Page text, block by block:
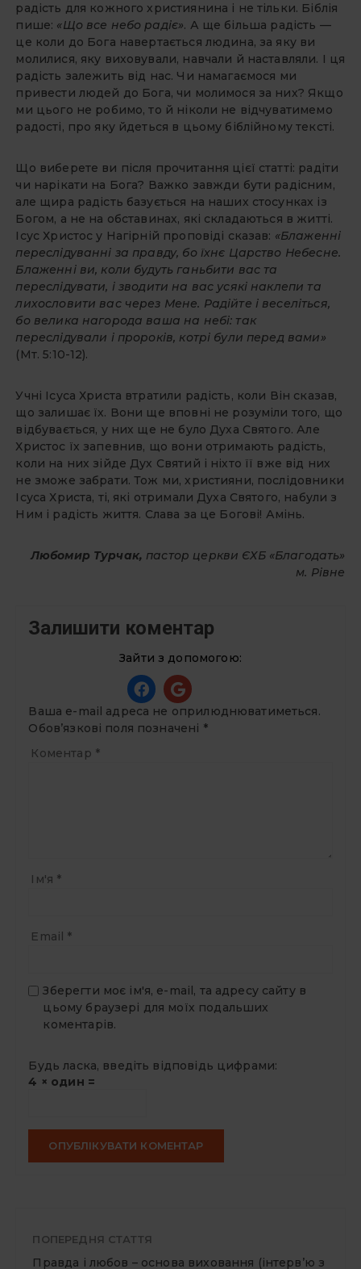
радість для кожного християнина і не тільки. Біблія
пише: «Що все небо радіє». А ще більша радість —
це коли до Бога навертається людина, за яку ви
молилися, яку виховували, навчали й наставляли. І ця
радість залежить від нас. Чи намагаємося ми
привести людей до Бога, чи молимося за них? Якщо
ми цього не робимо, то й ніколи не відчуватимемо
радості, про яку йдеться в цьому біблійному тексті.
Що виберете ви після прочитання цієї статті: радіти
чи нарікати на Бога? Важко завжди бути радісним,
але щира радість базується на наших стосунках із
Богом, а не на обставинах, які складаються в житті.
Ісус Христос у Нагірній проповіді сказав: «Блаженні
переслідуванні за правду, бо їхнє Царство Небесне.
Блаженні ви, коли будуть ганьбити вас та
переслідувати, і зводити на вас усякі наклепи та
лихословити вас через Мене. Радійте і веселіться,
бо велика нагорода ваша на небі: так
переслідували і пророків, котрі були перед вами»
(Мт. 5:10-12).
Учні Ісуса Христа втратили радість, коли Він сказав,
що залишає їх. Вони ще вповні не розуміли того, що
відбувається, у них ще не було Духа Святого. Але
Христос їх запевнив, що вони отримають радість,
коли на них зійде Дух Святий і ніхто її вже від них
не зможе забрати. Тож ми, християни, послідовники
Ісуса Христа, ті, які отримали Духа Святого, набули з
Ним і радість життя. Слава за це Богові! Амінь.
Любомир Турчак, пастор церкви ЄХБ «Благодать»
м. Рівне
Залишити коментар
Зайти з допомогою:
Ваша e-mail адреса не оприлюднюватиметься.
Обов’язкові поля позначені *
Коментар *
Ім'я *
Email *
Зберегти моє ім'я, e-mail, та адресу сайту в
цьому браузері для моїх подальших
коментарів.
Будь ласка, введіть відповідь цифрами:
4 × один =
ПОПЕРЕДНЯ СТАТТЯ
Правда і любов – основа виховання (інтерв’ю з